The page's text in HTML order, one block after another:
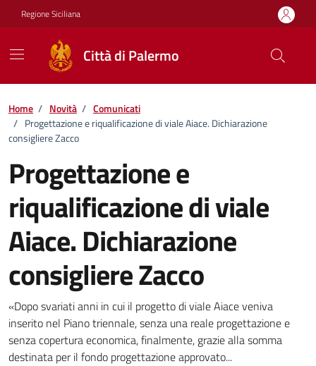
Vai ai contenuti
Vai al footer
Regione Siciliana
Città di Palermo
Home / Novità / Comunicati
/ Progettazione e riqualificazione di viale Aiace. Dichiarazione
consigliere Zacco
Progettazione e
riqualificazione di viale
Aiace. Dichiarazione
consigliere Zacco
Dettagli della notizia
«Dopo svariati anni in cui il progetto di viale Aiace veniva
inserito nel Piano triennale, senza una reale progettazione e
senza copertura economica, finalmente, grazie alla somma
destinata per il fondo progettazione approvato...